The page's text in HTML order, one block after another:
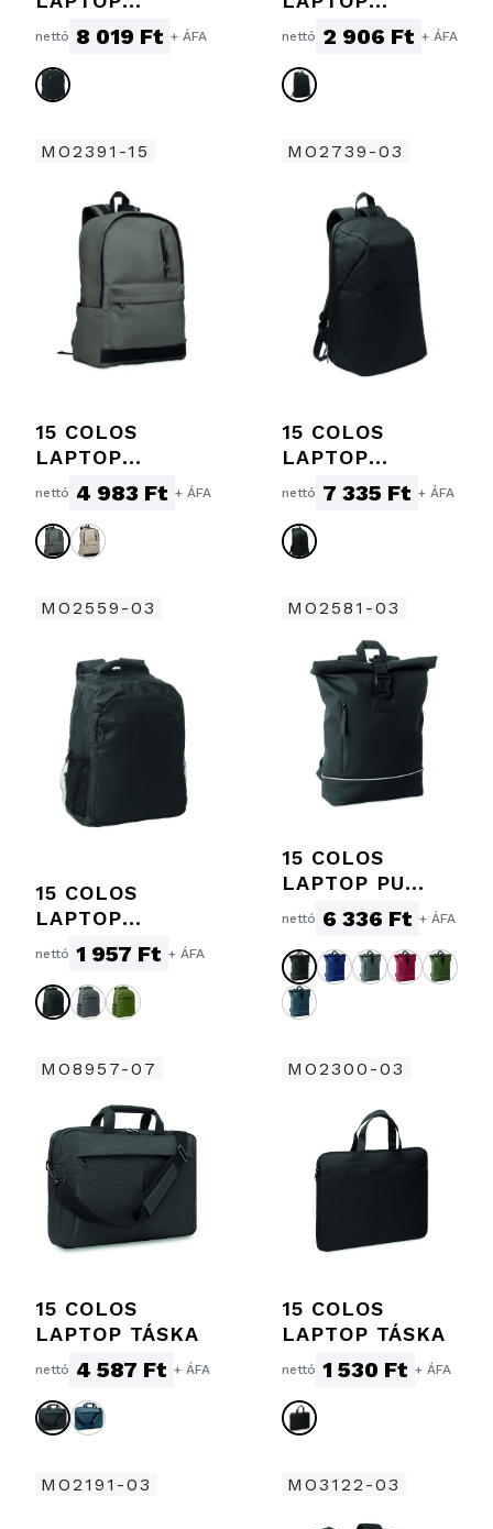
HÁTITÁSKA
nettó 8 019 Ft + ÁFA
HÁTIZSÁK
nettó 2 906 Ft + ÁFA
MO2391-15
15 COLOS
LAPTOP
HÁTIZSÁK
nettó 4 983 Ft + ÁFA
MO2739-03
15 COLOS
LAPTOP
HÁTIZSÁK
nettó 7 335 Ft + ÁFA
MO2559-03
15 COLOS
LAPTOP
HÁTIZSÁK
nettó 1 957 Ft + ÁFA
MO2581-03
15 COLOS
LAPTOP PU
HÁTIZSÁK
nettó 6 336 Ft + ÁFA
MO8957-07
15 COLOS
LAPTOP TÁSKA
nettó 4 587 Ft + ÁFA
MO2300-03
15 COLOS
LAPTOP TÁSKA
nettó 1 530 Ft + ÁFA
MO2191-03 MO3122-03